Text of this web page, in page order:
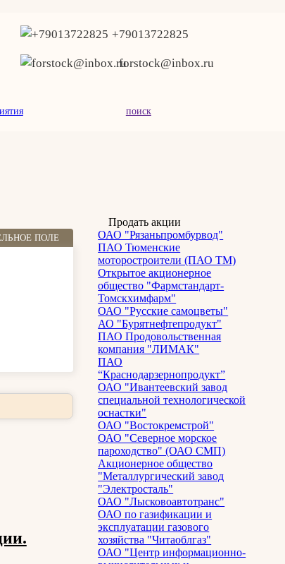
+79013722825
forstock@inbox.ru
поиск
ПОЛЕ
Продать акции
ОАО "Рязаньпромбурвод"
ПАО Тюменские
моторостроители (ПАО ТМ)
Открытое акционерное
общество "Фармстандарт-
Томскхимфарм"
ОАО "Русские самоцветы"
АО "Бурятнефтепродукт"
ПАО Продовольственная
компания "ЛИМАК"
ПАО
“Краснодарзернопродукт”
ОАО "Ивантеевский завод
специальной технологической
оснастки"
ОАО "Востокремстрой"
ОАО "Северное морское
пароходство" (ОАО СМП)
Акционерное общество
"Металлургический завод
"Электросталь"
ОАО "Лысковоавтотранс"
ОАО по газификации и
эксплуатации газового
хозяйства "Читаоблгаз"
ОАО "Центр информационно-